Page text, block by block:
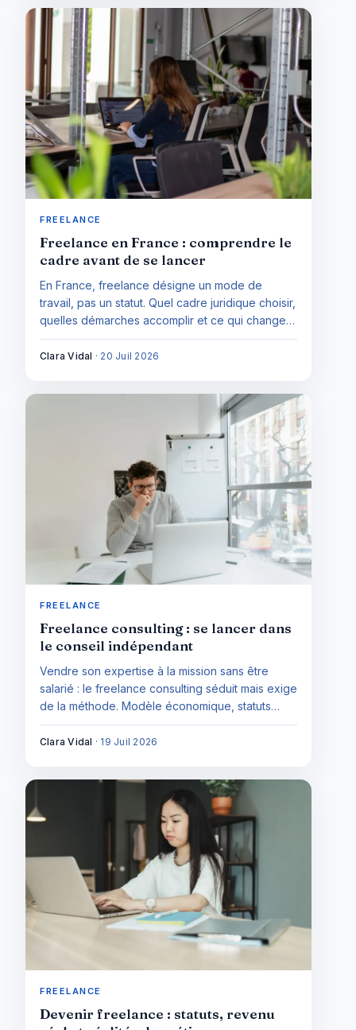
FREELANCE
Freelance en France : comprendre le
cadre avant de se lancer
En France, freelance désigne un mode de
travail, pas un statut. Quel cadre juridique choisir,
quelles démarches accomplir et ce qui change
vraiment au quotidien : le guide d'entrée pour se
lancer en connaissance de cause.
Clara Vidal · 20 Juil 2026
FREELANCE
Freelance consulting : se lancer dans
le conseil indépendant
Vendre son expertise à la mission sans être
salarié : le freelance consulting séduit mais exige
de la méthode. Modèle économique, statuts
français et contraintes réelles pour se lancer
dans le conseil indépendant.
Clara Vidal · 19 Juil 2026
FREELANCE
Devenir freelance : statuts, revenu